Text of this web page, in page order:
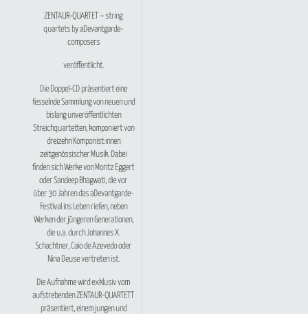
ZENTAUR-QUARTET – string
quartets by aDevantgarde-
composers
veröffentlicht.
Die Doppel-CD präsentiert eine
fesselnde Sammlung von neuen und
bislang unveröffentlichten
Streichquartetten, komponiert von
dreizehn Komponist:innen
zeitgenössischer Musik. Dabei
finden sich Werke von Moritz Eggert
oder Sandeep Bhagwati, die vor
über 30 Jahren das aDevantgarde-
Festival ins Leben riefen, neben
Werken der jüngeren Generationen,
die u.a. durch Johannes X.
Schachtner, Caio de Azevedo oder
Nina Deuse vertreten ist.
Die Aufnahme wird exklusiv vom
aufstrebendenZENTAUR-QUARTETT
präsentiert, einem jungen und